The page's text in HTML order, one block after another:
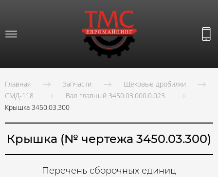
Главная Запчасти
Щековые дробилки
СМД-118
Вал главный 3450.03.000.0.023
Крышка 3450.03.300
Крышка (№ чертежа 3450.03.300)
Перечень сборочных единиц